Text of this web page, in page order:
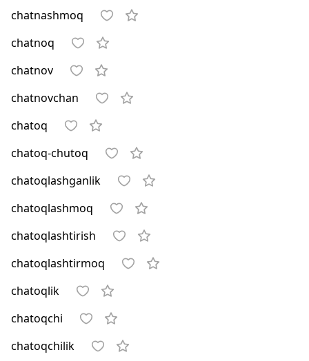
chatnashmoq
chatnoq
chatnov
chatnovchan
chatoq
chatoq-chutoq
chatoqlashganlik
chatoqlashmoq
chatoqlashtirish
chatoqlashtirmoq
chatoqlik
chatoqchi
chatoqchilik